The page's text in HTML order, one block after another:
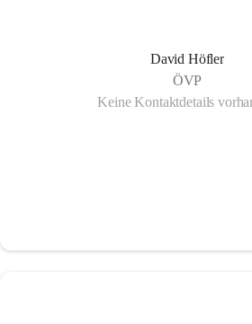
David Höfler
ÖVP
Keine Kontaktdetails